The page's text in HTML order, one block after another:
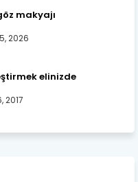
makyajı
2026
elinizde
2017